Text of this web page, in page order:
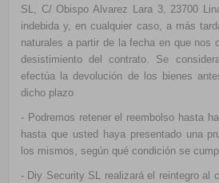
SL, C/ Obispo Alvarez Lara 3, 23700
indebida y, en cualquier caso, a más
naturales a partir de la fecha en que nos
desistimiento del contrato. Se
efectúa la devolución de los bienes
dicho plazo
- Podremos retener el reembolso hasta
hasta que usted haya presentado una
los mismos, según qué condición se
- Diy Security SL realizará el reintegro al